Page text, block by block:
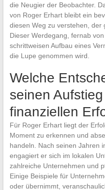
die Neugier der Beobachter.
von Roger Erhart bleibt ein
diesen Weg zu verstehen, der
Dieser Werdegang, fernab
schrittweisen Aufbau eines
die Lupe genommen wird.
Welche
seinen
finanziellen
Für Roger Erhart liegt der
Moment zu erkennen und
handeln. Nach seinen Jahren
engagiert er sich im lokalen
zahlreiche Unternehmen und
Einige Beispiele für
oder übernimmt,